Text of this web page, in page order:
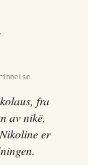
fra
av nikē,
er